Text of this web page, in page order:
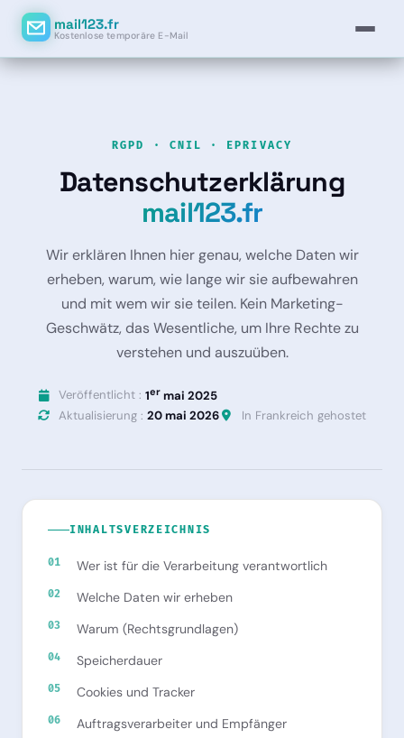
mail123.fr
Kostenlose temporäre E-Mail
RGPD · CNIL · EPRIVACY
Datenschutzerklärung
mail123.fr
Wir erklären Ihnen hier genau, welche Daten wir
erheben, warum, wie lange wir sie aufbewahren
und mit wem wir sie teilen. Kein Marketing-
Geschwätz, das Wesentliche, um Ihre Rechte zu
verstehen und auszuüben.
Veröffentlicht :1er mai 2025
Aktualisierung :20 mai 2026 In Frankreich gehostet
INHALTSVERZEICHNIS
Wer ist für die Verarbeitung verantwortlich
Welche Daten wir erheben
Warum (Rechtsgrundlagen)
Speicherdauer
Cookies und Tracker
Auftragsverarbeiter und Empfänger